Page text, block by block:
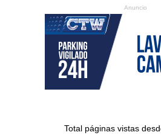
Anuncio
Total páginas vistas